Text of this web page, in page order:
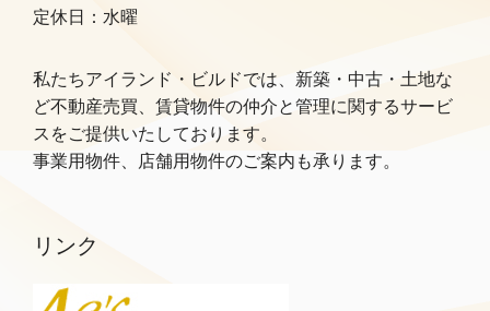
定休日：水曜
私たちアイランド・ビルドでは、新築・中古・土地な
ど不動産売買、賃貸物件の仲介と管理に関するサービ
スをご提供いたしております。
事業用物件、店舗用物件のご案内も承ります。
リンク